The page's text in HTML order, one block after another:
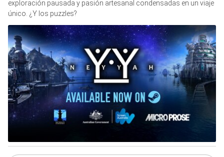
exploración pausada y pasión artesanal condensadas en un viaje
único. ¿Y los puzzles?